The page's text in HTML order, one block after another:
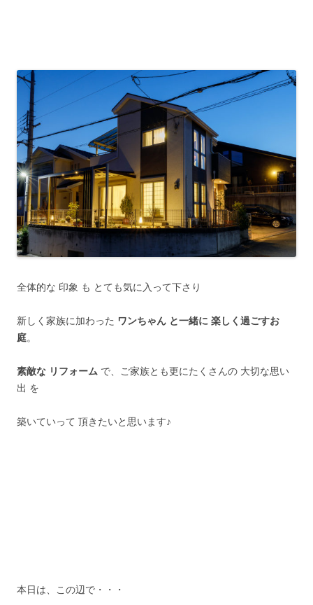
全体的な 印象 も とても気に入って下さり
新しく家族に加わった ワンちゃん と一緒に 楽しく過ごすお
庭。
素敵な リフォーム で、ご家族とも更にたくさんの 大切な思い
出 を
築いていって 頂きたいと思います♪
本日は、この辺で・・・